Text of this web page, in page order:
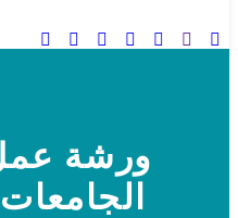
ورشة